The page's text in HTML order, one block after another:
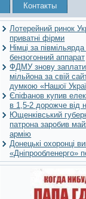
Контакты
Лотерейний ринок
приватні фірми
Німці за
бензогонний аппарат
ФДМУ знову
мільйона за свій
думкою «Нашої
Єпіфанов купив
в 1,5-2 дорожче від
Ющенківський
патрона заробив
армію
Донецькі охоронці
«Дніпрообленерго»